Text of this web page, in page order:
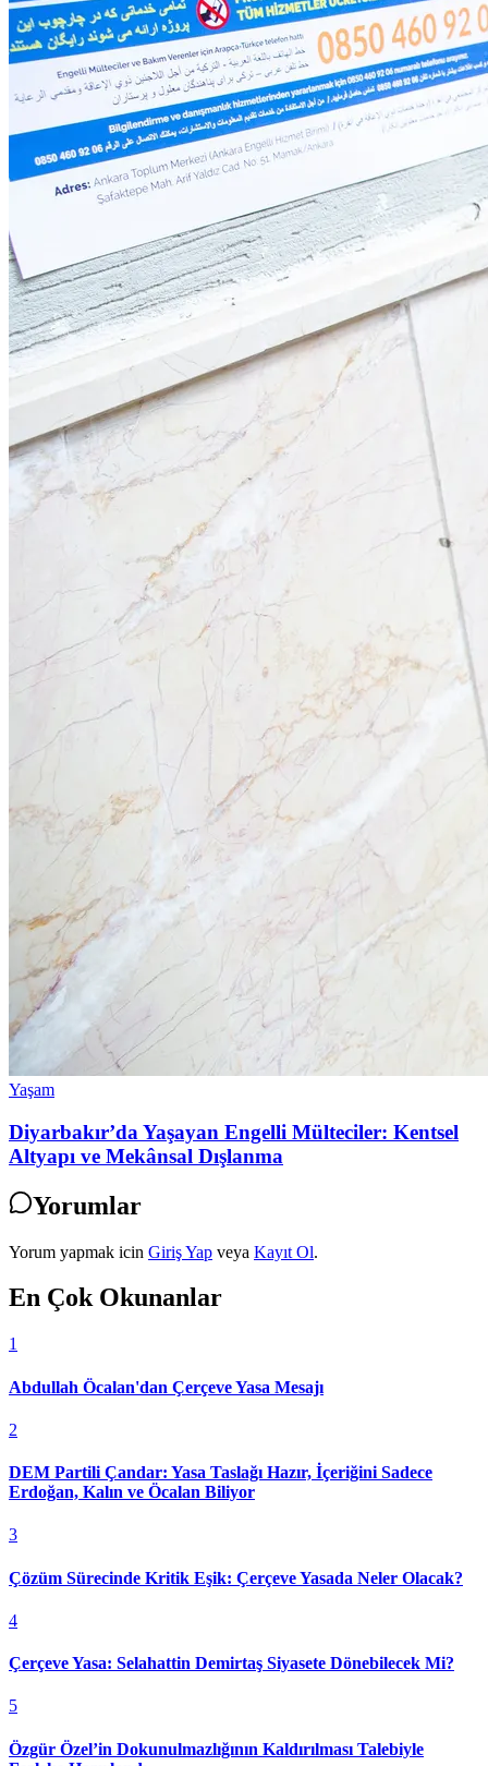
Yaşam
Diyarbakır’da Yaşayan Engelli Mülteciler: Kentsel
Altyapı ve Mekânsal Dışlanma
Yorumlar
Yorum yapmak icin Giriş Yap veya Kayıt Ol.
En Çok Okunanlar
1
Abdullah Öcalan'dan Çerçeve Yasa Mesajı
2
DEM Partili Çandar: Yasa Taslağı Hazır, İçeriğini Sadece
Erdoğan, Kalın ve Öcalan Biliyor
3
Çözüm Sürecinde Kritik Eşik: Çerçeve Yasada Neler Olacak?
4
Çerçeve Yasa: Selahattin Demirtaş Siyasete Dönebilecek Mi?
5
Özgür Özel’in Dokunulmazlığının Kaldırılması Talebiyle